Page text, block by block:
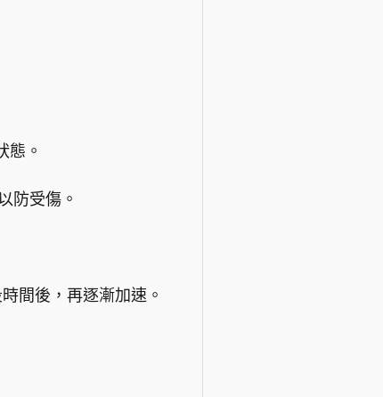
態。
防受傷。
間後，再逐漸加速。